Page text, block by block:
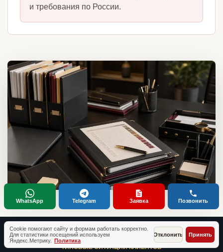
и требования по России.
ТИПОВЫЕ СИТУАЦИИ КЛИЕНТОВ
Cookie помогают сайту и формам работать корректно.
Для статистики посещений используем
Яндекс.Метрику. Политика
Отклонить Принять
WhatsApp Telegram Заявка Позвонить